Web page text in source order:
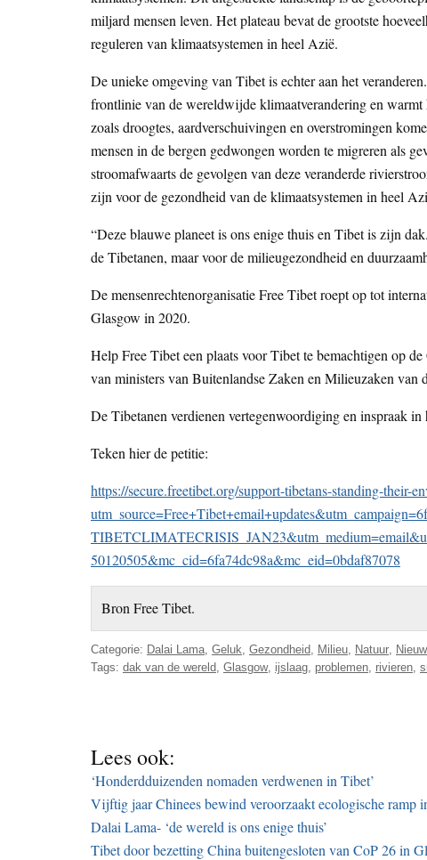
miljard mensen leven. Het plateau bevat de grootste
reguleren van klimaatsystemen in heel Azië.
De unieke omgeving van Tibet is echter aan het
frontlinie van de wereldwijde klimaatverandering en
zoals droogtes, aardverschuivingen en overstromingen
mensen in de bergen gedwongen worden te migreren als
stroomafwaarts de gevolgen van deze veranderde
zijn voor de gezondheid van de klimaatsystemen in heel
“Deze blauwe planeet is ons enige thuis en Tibet is zijn
de Tibetanen, maar voor de milieugezondheid en
De mensenrechtenorganisatie Free Tibet roept op tot
Glasgow in 2020.
Help Free Tibet een plaats voor Tibet te bemachtigen op
van ministers van Buitenlandse Zaken en Milieuzaken van
De Tibetanen verdienen vertegenwoordiging en inspraak
Teken hier de petitie:
https://secure.freetibet.org/support-tibetans-standing-their-
50120505&mc_cid=6fa74dc98a&mc_eid=0bdaf87078
Bron Free Tibet.
Categorie: Dalai Lama Geluk Gezondheid Milieu Natuur
Tags: dak van de wereld Glasgow, ijslaag problemen rivieren
Lees ook:
‘Honderdduizenden nomaden verdwenen in Tibet’
Vijftig jaar Chinees bewind veroorzaakt ecologische ramp
Dalai Lama- ‘de wereld is ons enige thuis’
Tibet door bezetting China buitengesloten van CoP 26 in